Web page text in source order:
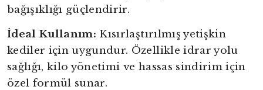
bağışıklığı güçlendirir.
İdeal Kullanım: Kısırlaştırılmış yetişkin
kediler için uygundur. Özellikle idrar yolu
sağlığı, kilo yönetimi ve hassas sindirim için
özel formül sunar.